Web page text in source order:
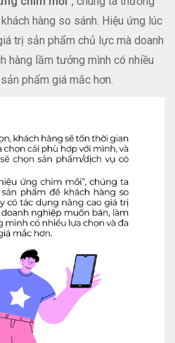
hàng so sánh. Hiệu ứng lúc
trị sản phẩm chủ lực mà doanh
hàng lầm tưởng mình có nhiều
phẩm giá mắc hơn.